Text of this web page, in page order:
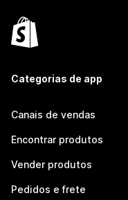
Categorias de app
Canais de vendas
Encontrar produtos
Vender produtos
Pedidos e frete